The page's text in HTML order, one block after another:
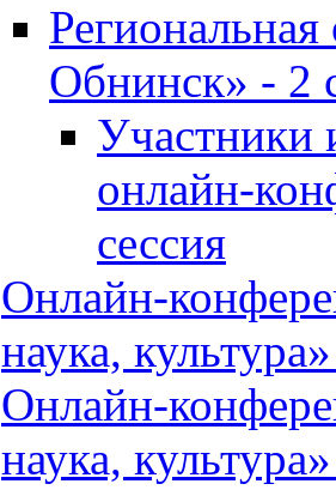
Обнинск» - 2
Участники
онлайн-
сессия
Онлайн-
наука,
Онлайн-
наука,